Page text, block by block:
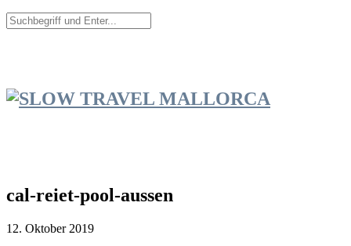
cal-reiet-pool-aussen
12. Oktober 2019